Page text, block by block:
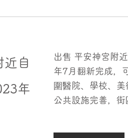
近自
年
出售 平安神宮附
年7月翻新完成，
圍醫院、學校、
公共設施完善，街